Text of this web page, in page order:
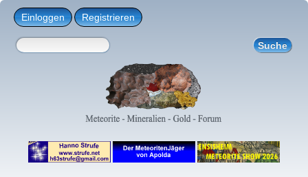
Einloggen Registrieren